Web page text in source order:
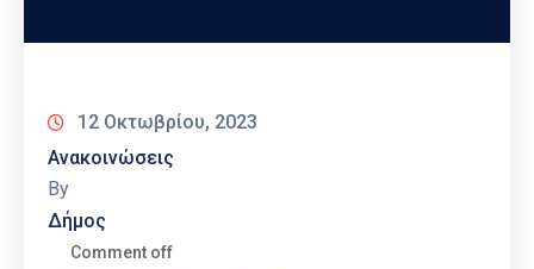
12 Οκτωβρίου, 2023
Ανακοινώσεις
By
Δήμος
Comment off